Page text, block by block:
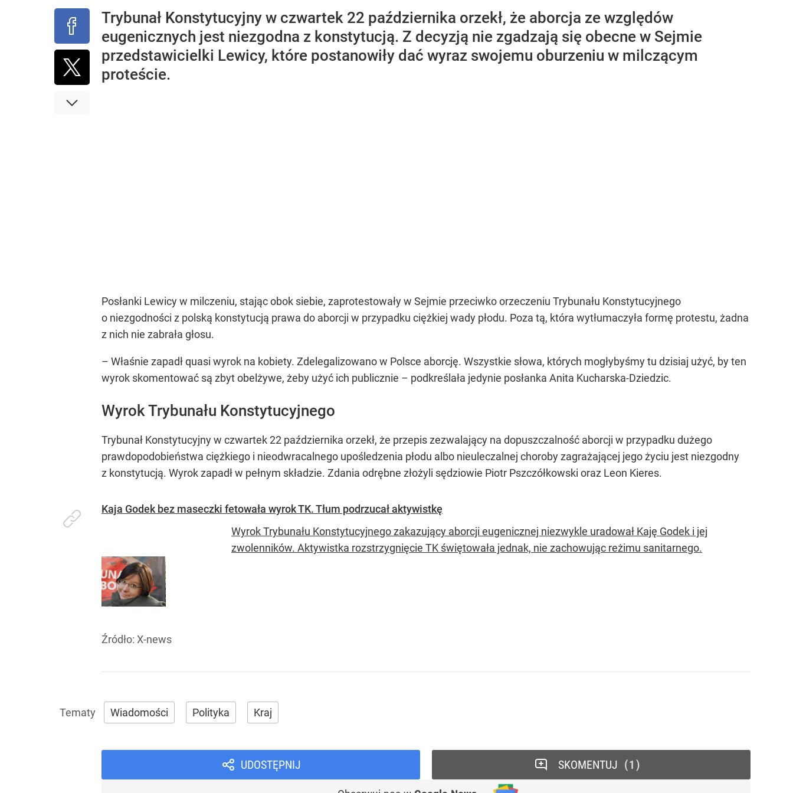
Trybunał Konstytucyjny w czwartek 22 października orzekł, że aborcja ze względów
eugenicznych jest niezgodna z konstytucją. Z decyzją nie zgadzają się obecne w Sejmie
przedstawicielki Lewicy, które postanowiły dać wyraz swojemu oburzeniu w milczącym
proteście.
Posłanki Lewicy w milczeniu, stając obok siebie, zaprotestowały w Sejmie przeciwko orzeczeniu Trybunału Konstytucyjnego
o niezgodności z polską konstytucją prawa do aborcji w przypadku ciężkiej wady płodu. Poza tą, która wytłumaczyła formę protestu, żadna
z nich nie zabrała głosu.
– Właśnie zapadł quasi wyrok na kobiety. Zdelegalizowano w Polsce aborcję. Wszystkie słowa, których mogłybyśmy tu dzisiaj użyć, by ten
wyrok skomentować są zbyt obelżywe, żeby użyć ich publicznie – podkreślała jedynie posłanka Anita Kucharska-Dziedzic.
Wyrok Trybunału Konstytucyjnego
Trybunał Konstytucyjny w czwartek 22 października orzekł, że przepis zezwalający na dopuszczalność aborcji w przypadku dużego
prawdopodobieństwa ciężkiego i nieodwracalnego upośledzenia płodu albo nieuleczalnej choroby zagrażającej jego życiu jest niezgodny
z konstytucją. Wyrok zapadł w pełnym składzie. Zdania odrębne złożyli sędziowie Piotr Pszczółkowski oraz Leon Kieres.
Kaja Godek bez maseczki fetowała wyrok TK. Tłum podrzucał aktywistkę
Wyrok Trybunału Konstytucyjnego zakazujący aborcji eugenicznej niezwykle uradował Kaję Godek i jej
zwolenników. Aktywistka rozstrzygnięcie TK świętowała jednak, nie zachowując reżimu sanitarnego.
Źródło: X-news
Wiadomości Polityka Kraj
UDOSTĘPNIJ SKOMENTUJ 1